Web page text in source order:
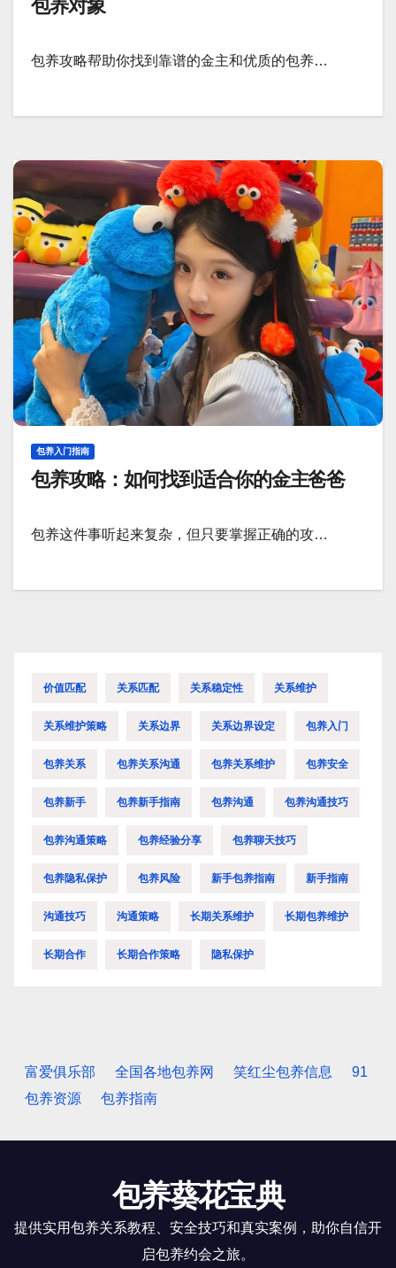
包养对象
包养攻略帮助你找到靠谱的金主和优质的包养…
包养入门指南
包养攻略：如何找到适合你的金主爸爸
包养这件事听起来复杂，但只要掌握正确的攻…
价值匹配 关系匹配 关系稳定性 关系维护
关系维护策略 关系边界 关系边界设定 包养入门
包养关系 包养关系沟通 包养关系维护 包养安全
包养新手 包养新手指南 包养沟通 包养沟通技巧
包养沟通策略 包养经验分享 包养聊天技巧
包养隐私保护 包养风险 新手包养指南 新手指南
沟通技巧 沟通策略 长期关系维护 长期包养维护
长期合作 长期合作策略 隐私保护
富爱俱乐部 全国各地包养网 笑红尘包养信息
91
包养资源
包养指南
包养葵花宝典
提供实用包养关系教程、安全技巧和真实案例，助你自信开
启包养约会之旅。